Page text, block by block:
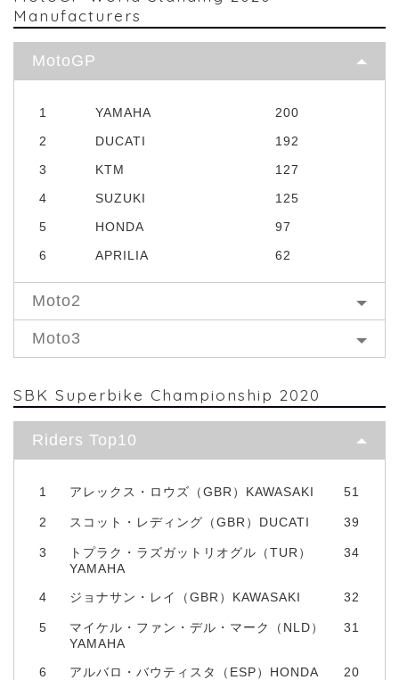
Manufacturers
MotoGP
1 YAMAHA
200
2
DUCATI
192
3
KTM
127
4
SUZUKI
125
5
HONDA
97
6
APRILIA 62
Moto2
Moto3
SBK Superbike Championship 2020
Riders Top10
1 アレックス・ロウズ（GBR）KAWASAKI 51
2 スコット・レディング（GBR）DUCATI 39
3
トプラク・ラズガットリオグル（TUR）
YAMAHA
34
4 ジョナサン・レイ（GBR）KAWASAKI 32
5
マイケル・ファン・デル・マーク（NLD）
YAMAHA
31
6 アルバロ・バウティスタ（ESP）HONDA 20